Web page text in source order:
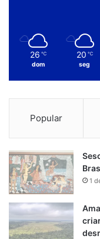
26 ℃
dom
20 ℃
seg
Popular
1